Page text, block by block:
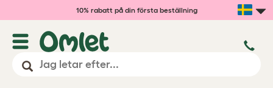
10% rabatt på din första beställning